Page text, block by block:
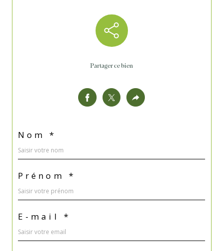
Partager ce bien
Nom *
Prénom *
E-mail *